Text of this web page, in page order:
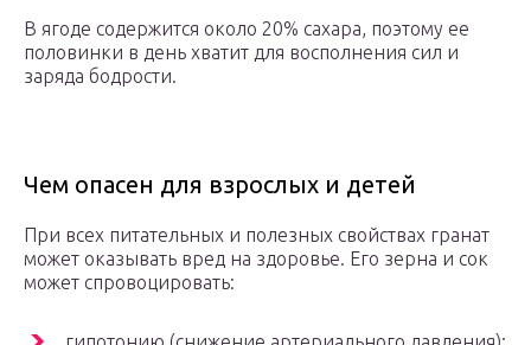
В ягоде содержится около 20% сахара, поэтому ее
половинки в день хватит для восполнения сил и
заряда бодрости.
Чем опасен для взрослых и детей
При всех питательных и полезных свойствах гранат
может оказывать вред на здоровье. Его зерна и сок
может спровоцировать: